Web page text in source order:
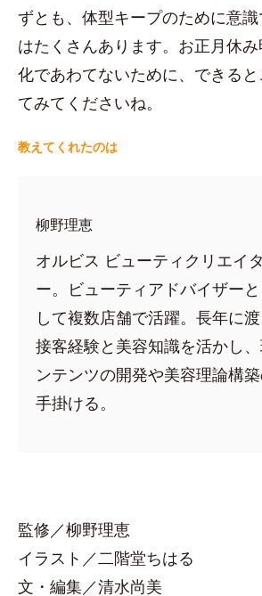
ずとも、体型キープのために意
はたくさんあります。お正月休
化であわてないために、できる
てみてくださいね。
教えてくれたのは
柳野理恵
オルビス ビューティクリエイタ
ー。ビューティアドバイザーと
して複数店舗で活躍。長年に
接客経験と美容知識を活かし
ンテンツの開発や美容理論構
手掛ける。
監修／柳野理恵
イラスト／二階堂ちはる
文・編集／清水尚美